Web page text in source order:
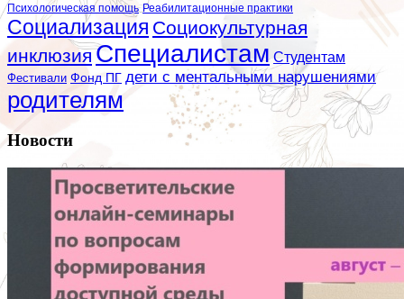
Психологическая помощь Реабилитационные практики
Социализация Социокультурная
инклюзияСпециалистам Студентам
Фестивали Фонд ПГ дети с ментальными нарушениями
родителям
Новости